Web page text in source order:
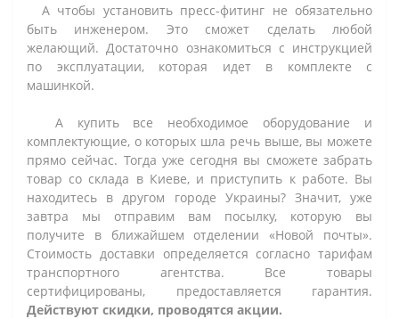
А чтобы установить пресс-фитинг не обязательно
быть инженером. Это сможет сделать любой
желающий. Достаточно ознакомиться с инструкцией
по эксплуатации, которая идет в комплекте с
машинкой.
А купить все необходимое оборудование и
комплектующие, о которых шла речь выше, вы можете
прямо сейчас. Тогда уже сегодня вы сможете забрать
товар со склада в Киеве, и приступить к работе. Вы
находитесь в другом городе Украины? Значит, уже
завтра мы отправим вам посылку, которую вы
получите в ближайшем отделении «Новой почты».
Стоимость доставки определяется согласно тарифам
транспортного агентства. Все товары
сертифицированы, предоставляется гарантия.
Действуют скидки, проводятся акции.